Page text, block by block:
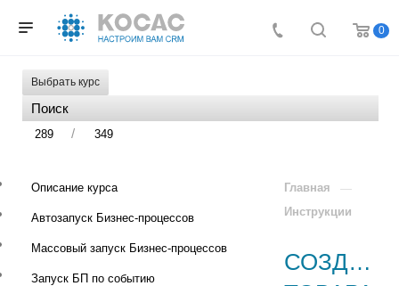
0
Выбрать курс
289 / 349
Описание курса
Автозапуск Бизнес-процессов
Массовый запуск Бизнес-процессов
Запуск БП по событию
Главная
Инструкции